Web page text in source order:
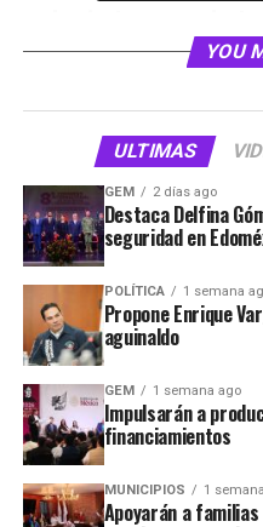
En el lugar
publica hallaron
Victoria âNâ,
el cuello
cortante.
Asimismo se
dos hombres
âNâ, de 25 aÃ±os
19 aÃ±os de
puestos a
PÃºblico, donde
carpeta de
YOU
ULTIMAS
GEM 2 días ago
Destaca Delfina
seguridad en
POLÍTICA 1 semana
Propone Enrique
aguinaldo
GEM 1 semana ago
Impulsarán a
financiamientos
MUNICIPIOS 1
Apoyarán a